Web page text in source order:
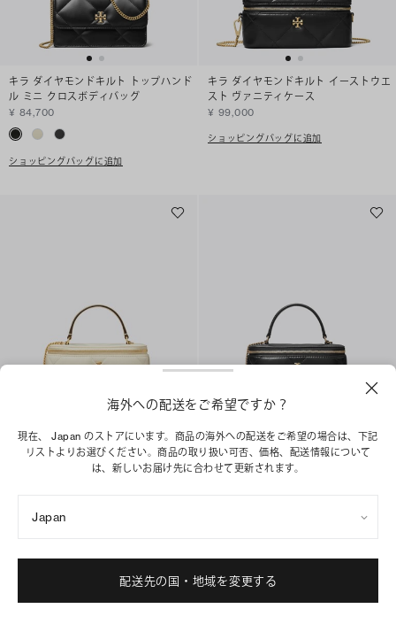
キラ ダイヤモンドキルト トップハンド
ル ミニ クロスボディバッグ
¥ 84,700
ショッピングバッグに追加
キラ ダイヤモンドキルト イーストウエ
スト ヴァニティケース
¥ 99,000
ショッピングバッグに追加
キラ ダイヤモンドキルト ヴァニティケ
ース
ショッピングバッグに追加
キラ ダイヤモンドキルト ヴァニティケ
ース
¥ 99,000
海外への配送をご希望ですか？
現在、 Japan のストアにいます。商品の海外への配送をご希望の場合は、下記
リストよりお選びください。商品の取り扱い可否、価格、配送情報について
は、新しいお届け先に合わせて更新されます。
Japan
配送先の国・地域を変更する